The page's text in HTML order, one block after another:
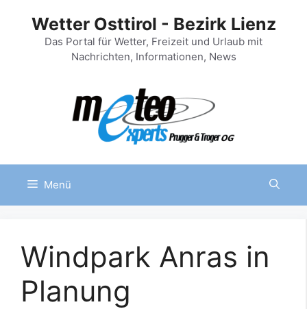
springen
Wetter Osttirol - Bezirk Lienz
Das Portal für Wetter, Freizeit und Urlaub mit
Nachrichten, Informationen, News
Menü
Windpark Anras in
Planung